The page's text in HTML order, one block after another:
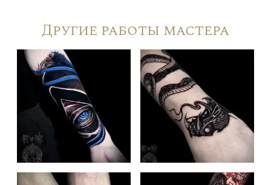
Другие работы мастера